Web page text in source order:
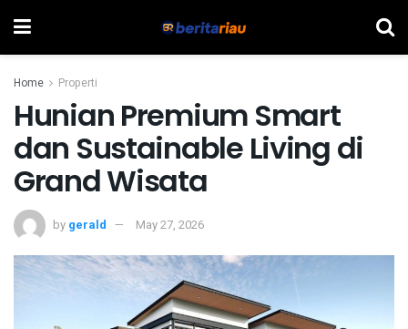
Home Properti
Hunian Premium Smart
dan Sustainable Living di
Grand Wisata
by gerald May 27, 2026